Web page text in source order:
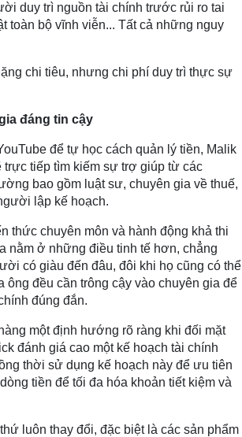
duy trì nguồn tài chính trước rủi ro tai
toàn bộ vĩnh viễn... Tất cả những nguy
chi tiêu, nhưng chi phí duy trì thực sự
đáng tin cậy
để tự học cách quản lý tiền, Malik
tiếp tìm kiếm sự trợ giúp từ các
bao gồm luật sư, chuyên gia về thuế,
lập kế hoạch.
thức chuyên môn và hành động khả thi
nằm ở những điều tinh tế hơn, chẳng
có giàu đến đâu, đôi khi họ cũng có thể
ông đều cần trông cậy vào chuyên gia để
đúng đắn.
một định hướng rõ ràng khi đối mặt
đánh giá cao một kế hoạch tài chính
thời sử dụng kế hoạch này để ưu tiên
tiền để tối đa hóa khoản tiết kiệm và
luôn thay đổi, đặc biệt là các sản phẩm